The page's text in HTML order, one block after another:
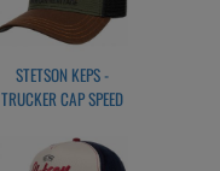
STETSON KEPS -
TRUCKER CAP SPEED